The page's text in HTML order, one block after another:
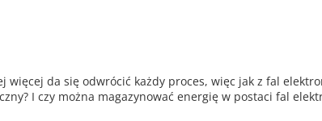
więcej da się odwrócić każdy proces, więc jak z fal
I czy można magazynować energię w postaci fal